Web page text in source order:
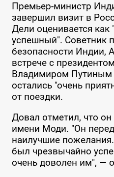
Премьер-министр
завершил визит в
Дели оценивается как
успешный". Советник
безопасности Индии,
встрече с
Владимиром Путиным
остались "очень
от поездки.
Довал отметил, что
имени Моди. "Он
наилучшие
был чрезвычайно
очень доволен им", —